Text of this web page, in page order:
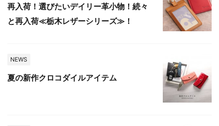
再入荷！選びたいデイリー革小物！続々
と再入荷≪栃木レザーシリーズ≫！
NEWS
夏の新作クロコダイルアイテム